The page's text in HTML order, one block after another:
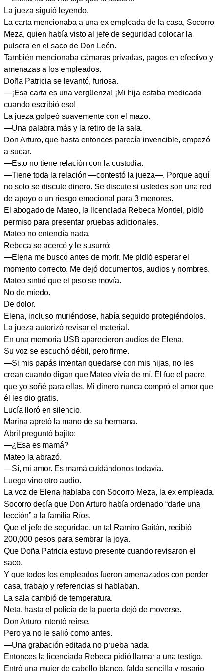
La jueza siguió leyendo.
La carta mencionaba a una ex empleada de la casa, Socorro
Meza, quien había visto al jefe de seguridad colocar la
pulsera en el saco de Don León.
También mencionaba cámaras privadas, pagos en efectivo y
amenazas a los empleados.
Doña Patricia se levantó, furiosa.
—¡Esa carta es una vergüenza! ¡Mi hija estaba medicada
cuando escribió eso!
La jueza golpeó suavemente con el mazo.
—Una palabra más y la retiro de la sala.
Don Arturo, que hasta entonces parecía invencible, empezó
a sudar.
—Esto no tiene relación con la custodia.
—Tiene toda la relación —contestó la jueza—. Porque aquí
no solo se discute dinero. Se discute si ustedes son una red
de apoyo o un riesgo emocional para 3 menores.
El abogado de Mateo, la licenciada Rebeca Montiel, pidió
permiso para presentar pruebas adicionales.
Mateo no entendía nada.
Rebeca se acercó y le susurró:
—Elena me buscó antes de morir. Me pidió esperar el
momento correcto. Me dejó documentos, audios y nombres.
Mateo sintió que el piso se movía.
No de miedo.
De dolor.
Elena, incluso muriéndose, había seguido protegiéndolos.
La jueza autorizó revisar el material.
En una memoria USB aparecieron audios de Elena.
Su voz se escuchó débil, pero firme.
—Si mis papás intentan quedarse con mis hijas, no les
crean cuando digan que Mateo vivía de mí. Él fue el padre
que yo soñé para ellas. Mi dinero nunca compró el amor que
él les dio gratis.
Lucía lloró en silencio.
Marina apretó la mano de su hermana.
Abril preguntó bajito:
—¿Esa es mamá?
Mateo la abrazó.
—Sí, mi amor. Es mamá cuidándonos todavía.
Luego vino otro audio.
La voz de Elena hablaba con Socorro Meza, la ex empleada.
Socorro decía que Don Arturo había ordenado “darle una
lección” a la familia Ríos.
Que el jefe de seguridad, un tal Ramiro Gaitán, recibió
200,000 pesos para sembrar la joya.
Que Doña Patricia estuvo presente cuando revisaron el
saco.
Y que todos los empleados fueron amenazados con perder
casa, trabajo y referencias si hablaban.
La sala cambió de temperatura.
Neta, hasta el policía de la puerta dejó de moverse.
Don Arturo intentó reírse.
Pero ya no le salió como antes.
—Una grabación editada no prueba nada.
Entonces la licenciada Rebeca pidió llamar a una testigo.
Entró una mujer de cabello blanco, falda sencilla y rosario